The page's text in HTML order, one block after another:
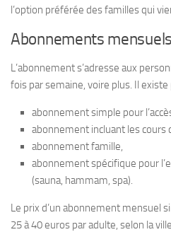
l’option préférée des familles qui
Abonnements
L’abonnement s’adresse aux
fois par semaine, voire plus. Il
abonnement simple pour
abonnement incluant les cours
abonnement famille,
abonnement spécifique pour
(sauna, hammam, spa).
Le prix d’un abonnement mensuel
25 à 40 euros par adulte, selon la